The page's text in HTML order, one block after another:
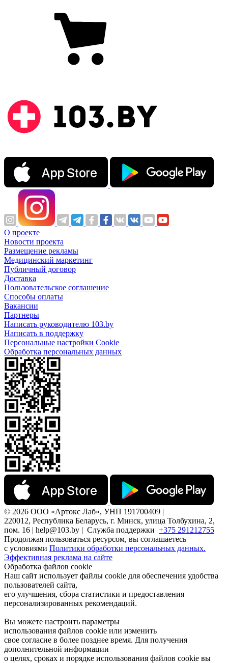
О проекте
Новости проекта
Размещение рекламы
Медицинский маркетинг
Публичный договор
Доставка
Пользовательское соглашение
Способы оплаты
Вакансии
Партнеры
Написать руководителю 103.by
Написать в поддержку
Персональные настройки Cookie
Обработка персональных данных
© 2026 ООО «Артокс Лаб», УНП 191700409 |
220012, Республика Беларусь, г. Минск, улица Толбухина, 2,
пом. 16 | help@103.by | Служба поддержки +375 291212755
Продолжая пользоваться ресурсом, вы соглашаетесь
с условиями Политики обработки персональных данных.
Эффективная реклама на сайте
Обработка файлов cookie
Наш сайт использует файлы cookie для обеспечения удобства
пользователей сайта,
его улучшения, сбора статистики и предоставления
персонализированных рекомендаций.
Вы можете настроить параметры
использования файлов cookie или изменить
свое согласие в более позднее время. Для получения
дополнительной информации
о целях, сроках и порядке использования файлов cookie вы